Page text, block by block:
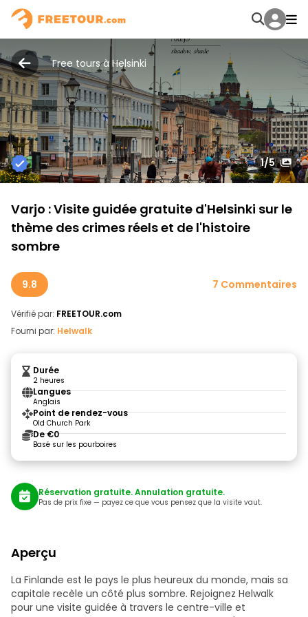
Free tours à Helsinki
1/5
Varjo : Visite guidée gratuite d'Helsinki sur le
thème des crimes réels et de l'histoire
sombre
9.8 7 Commentaires
Vérifié par: FREETOUR.com
Fourni par: Helwalk
Durée
2 heures
Langues
Anglais
Point de rendez-vous
Old Church Park
De €0
Basé sur les pourboires
Réservation gratuite. Annulation gratuite.
Pas de prix fixe — payez ce que vous pensez que la visite vaut.
Aperçu
La Finlande est le pays le plus heureux du monde, mais sa
capitale recèle un côté plus sombre. Rejoignez Helwalk
pour une visite guidée à travers le centre-ville et